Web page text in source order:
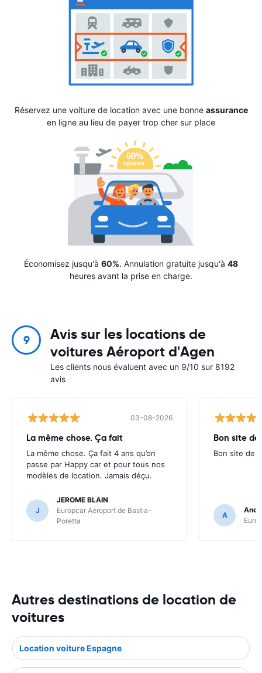
Réservez une voiture de location avec une bonne assurance
en ligne au lieu de payer trop cher sur place
Économisez jusqu'à 60%. Annulation gratuite jusqu'à 48
heures avant la prise en charge.
9
Avis sur les locations de
voitures Aéroport d'Agen
Les clients nous évaluent avec un 9/10 sur 8192
avis
03-08-2026
La même chose. Ça fait
La même chose. Ça fait 4 ans qu’on
passe par Happy car et pour tous nos
modèles de location. Jamais déçu.
J
JEROME BLAIN
Europcar Aéroport de Bastia-
Poretta
Bon site
Bon site de
A
Autres destinations de location de
voitures
Location voiture Espagne